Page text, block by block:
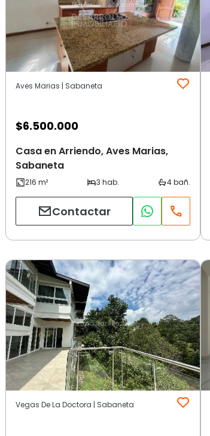
Aves Marias | Sabaneta
$6.500.000
Casa en Arriendo, Aves Marias,
Sabaneta
Contactar
Vegas De La Doctora | Sabaneta